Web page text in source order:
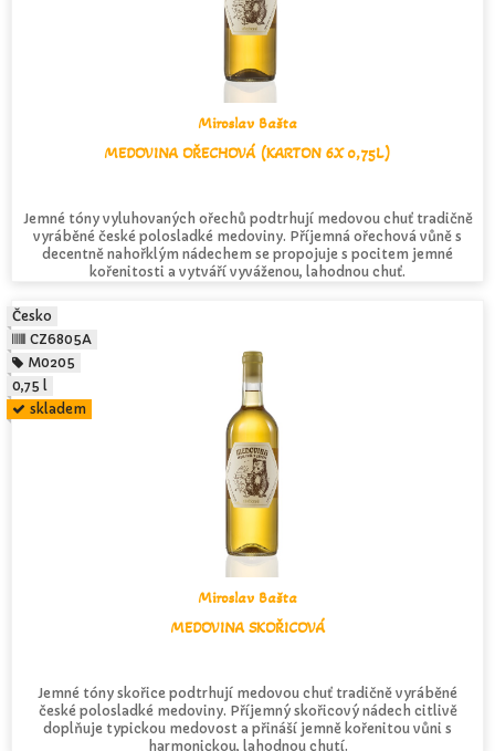
Miroslav Bašta
MEDOVINA OŘECHOVÁ (KARTON 6X 0,75L)
Jemné tóny vyluhovaných ořechů podtrhují medovou chuť tradičně
vyráběné české polosladké medoviny. Příjemná ořechová vůně s
decentně nahořklým nádechem se propojuje s pocitem jemné
kořenitosti a vytváří vyváženou, lahodnou chuť.
Miroslav Bašta
MEDOVINA SKOŘICOVÁ
Jemné tóny skořice podtrhují medovou chuť tradičně vyráběné
české polosladké medoviny. Příjemný skořicový nádech citlivě
doplňuje typickou medovost a přináší jemně kořenitou vůni s
harmonickou, lahodnou chutí.
Česko
CZ6805A
M0205
0,75 l
skladem